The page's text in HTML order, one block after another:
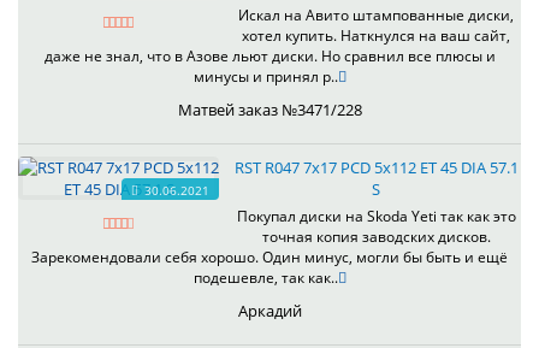
Искал на Авито штампованные диски,
хотел купить. Наткнулся на ваш сайт,
даже не знал, что в Азове льют диски. Но сравнил все плюсы и
минусы и принял р..
Матвей заказ №3471/228
30.06.2021
RST R047 7x17 PCD 5x112 ET 45 DIA 57.1
S
Покупал диски на Skoda Yeti так как это
точная копия заводских дисков.
Зарекомендовали себя хорошо. Один минус, могли бы быть и ещё
подешевле, так как..
Аркадий